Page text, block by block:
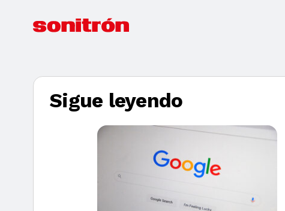
Sigue leyendo